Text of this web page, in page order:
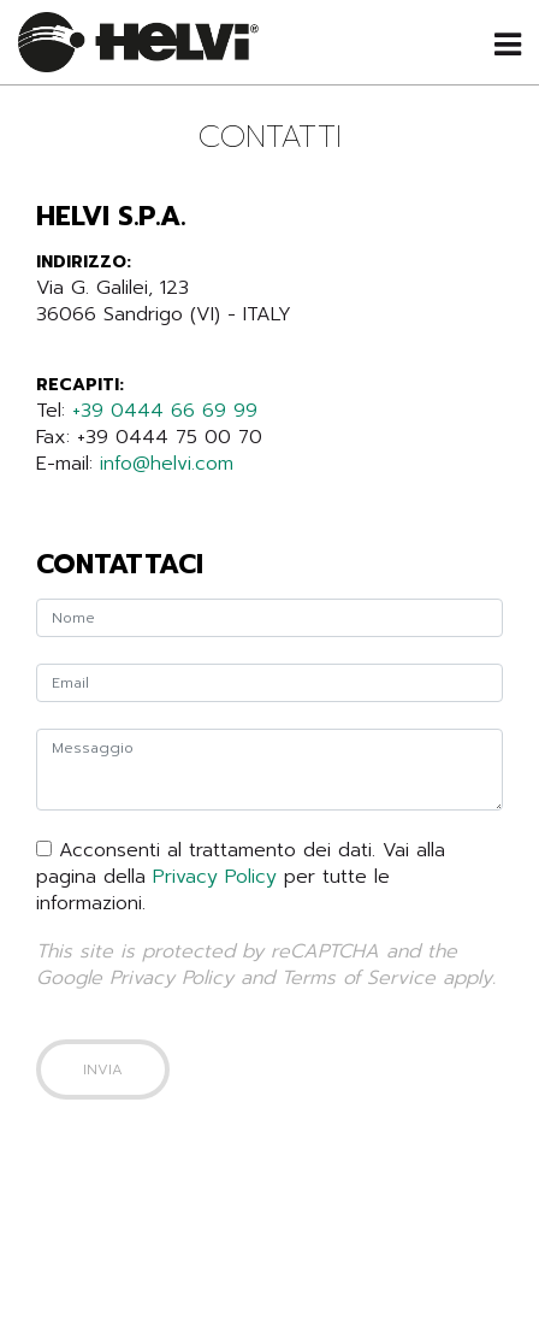
CONTATTI
HELVI S.P.A.
INDIRIZZO:
Via G. Galilei, 123
36066 Sandrigo (VI) - ITALY
RECAPITI:
Tel: +39 0444 66 69 99
Fax: +39 0444 75 00 70
E-mail: info@helvi.com
CONTATTACI
Acconsenti al trattamento dei dati. Vai alla
pagina della Privacy Policy per tutte le
informazioni.
This site is protected by reCAPTCHA and the
Google Privacy Policyand Terms of Service apply.